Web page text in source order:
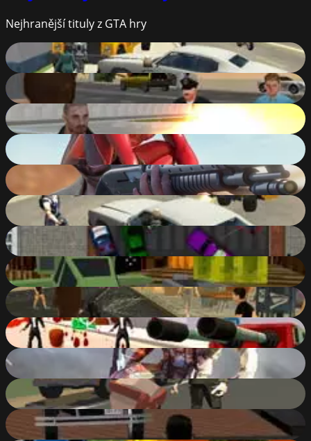
Nejhranější tituly z GTA hry
Cars Thief
83%
Grand Shift Auto
85%
Adventure City
84%
Amazing Strange Rope Police - Vice Spider Vegas
90
Grand Action Crime: New York Car Gang
86
Cars Thief 2: Tank Edition
80
Ace Gangster
66
Pixelar: Vehicle Wars
83%
Grand Gang: Crime Island
78
Hammer 2: Reloaded
83
Super Crime Steel War Hero Iron Flying Mech Robot
90
Po.Ba ( Polygonal Battlefield )
88%
Downtown 1930s
10